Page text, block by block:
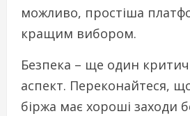
можливо, простіша
кращим вибором.
Безпека – ще один
аспект. Переконайтеся,
біржа має хороші заходи